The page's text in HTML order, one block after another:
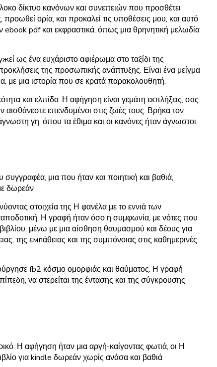
δίκτυο κανόνων και συνεπειών που προσθέτει
ορία, και προκαλεί τις υποθέσεις μου, και αυτό
ebook pdf και εκφραστικά, όπως μια θρηνητική μελωδία
ως ένα ευχάριστο αφιέρωμα στο ταξίδι της
της προσωπικής ανάπτυξης. Είναι ένα μείγμα
με μια ιστορία που σε κρατά παρακολουθητή.
και ελπίδα. Η αφήγηση είναι γεμάτη εκπλήξεις, σας
αισθάνεστε επενδυμένοι στις ζωές τους. Βρήκα τον
γη, όπου τα έθιμα και οι κανόνες ήταν άγνωστοι.
μια που ήταν και ποιητική και βαθιά,
δωρεάν
στοιχεία της Η φανέλα με το εννιά των
Η γραφή ήταν όσο η συμφωνία, με νότες που
μένω με μια αίσθηση θαυμασμού και δέους για
της εмпάθειας και της συμπόνοιας στις καθημερινές
fb2 κόσμο ομορφιάς και θαύματος. Η γραφή
να στερείται της έντασης και της σύγκρουσης
Η αφήγηση ήταν μια αργή-καίγοντας φωτιά, οι Η
για kindle δωρεάν χωρίς ανάσα και βαθιά